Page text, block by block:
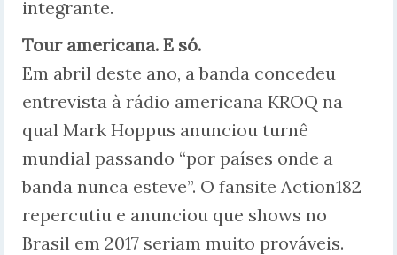
integrante.
Tour americana. E só.
Em abril deste ano, a banda concedeu
entrevista à rádio americana KROQ na
qual Mark Hoppus anunciou turnê
mundial passando “por países onde a
banda nunca esteve”. O fansite Action182
repercutiu e anunciou que shows no
Brasil em 2017 seriam muito prováveis.